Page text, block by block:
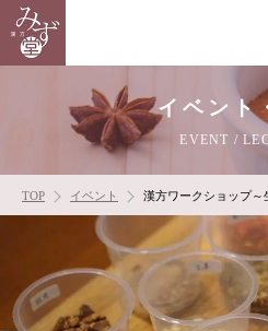
イベント
EVENT /
TOP イベント 漢方ワークショップ～生